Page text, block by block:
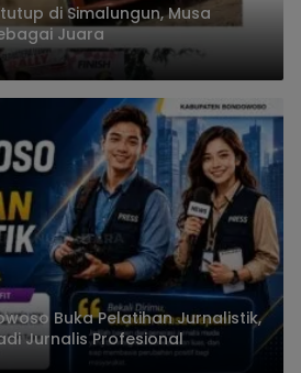
di Simalungun, Musa
Juara
Buka Pelatihan Jurnalistik,
Jurnalis Profesional